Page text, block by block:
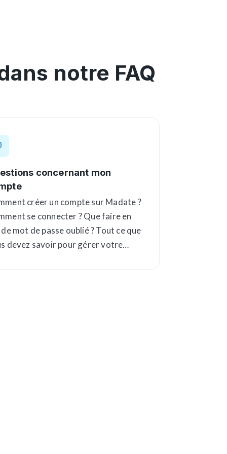
notre FAQ
concernant mon
créer un compte sur Madate ?
se connecter ? Que faire en
mot de passe oublié ? Tout ce que
devez savoir pour gérer votre